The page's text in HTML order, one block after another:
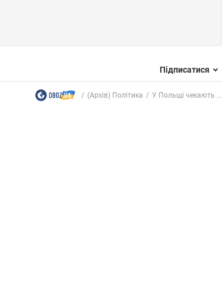
Підписатися
(Архів) Політика У Польщі чекають ...